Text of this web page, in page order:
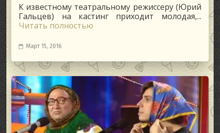
К известному театральному режиссеру (Юрий
Гальцев) на кастинг приходит молодая,...
Читать полностью
Март 15, 2016